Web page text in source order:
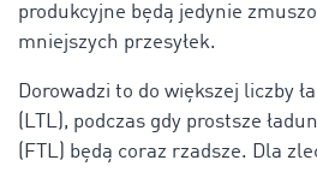
produkcyjne będą jedynie
mniejszych przesyłek.
Dorowadzi to do większej liczby
(LTL), podczas gdy prostsze
(FTL) będą coraz rzadsze. Dla